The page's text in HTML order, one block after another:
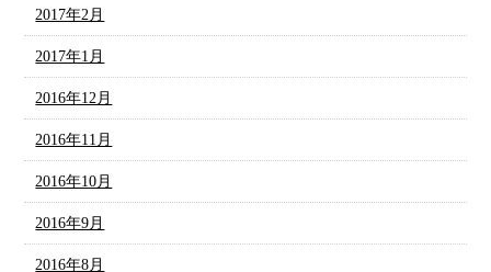
2017年2月
2017年1月
2016年12月
2016年11月
2016年10月
2016年9月
2016年8月